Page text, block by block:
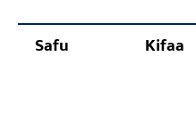
Kwa Miradi ya
Safu Kifaa